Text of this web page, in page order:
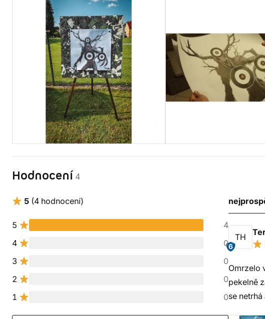
Hodnocení 4
5 (4 hodnocení)
5
4
4
0
3
0
2
0
1
0
TH
6
Omrzelo
pekelně
se